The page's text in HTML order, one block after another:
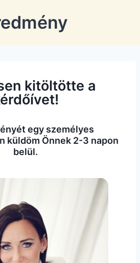
kitöltötte a
egy személyes
küldöm Önnek 2-3 napon
belül.